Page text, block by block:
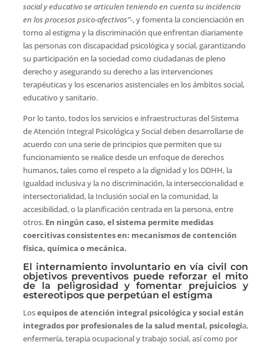
social y educativo se articulen teniendo en cuenta su incidencia
en los procesos psico-afectivos”-, y fomenta la concienciación en
torno al estigma y la discriminación que enfrentan diariamente
las personas con discapacidad psicológica y social, garantizando
su participación en la sociedad como ciudadanas de pleno
derecho y asegurando su derecho a las intervenciones
terapéuticas y los escenarios asistenciales en los ámbitos social,
educativo y sanitario.
Por lo tanto, todos los servicios e infraestructuras del Sistema
de Atención Integral Psicológica y Social deben desarrollarse de
acuerdo con una serie de principios que permiten que su
funcionamiento se realice desde un enfoque de derechos
humanos, tales como el respeto a la dignidad y los DDHH, la
Igualdad inclusiva y la no discriminación, la interseccionalidad e
intersectorialidad, la Inclusión social en la comunidad, la
accesibilidad, o la planificación centrada en la persona, entre
otros. En ningún caso, el sistema permite medidas
coercitivas consistentes en: mecanismos de contención
física, química o mecánica.
El internamiento involuntario en vía civil con
objetivos preventivos puede reforzar el mito
de la peligrosidad y fomentar prejuicios y
estereotipos que perpetúan el estigma
Losequipos de atención integral psicológica y social están
integrados por profesionales de la salud mental, psicología,
enfermería, terapia ocupacional y trabajo social, así como por